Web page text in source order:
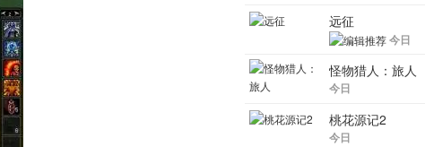
远征
今日
怪物猎人：旅人
今日
桃花源记2
今日